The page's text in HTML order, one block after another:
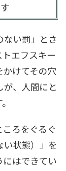
ない罰」とさ
エフスキー
けてその穴
、人間にと
ろをぐるぐ
い状態）」を
はできてい